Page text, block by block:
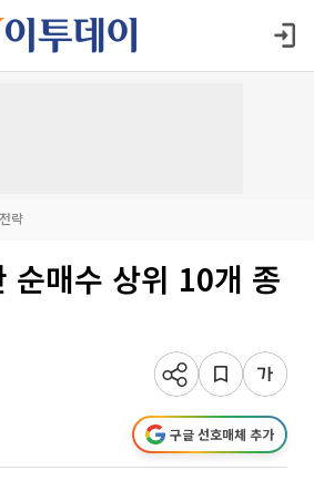
략
순매수 상위 10개 종
구글 선호매체 추가